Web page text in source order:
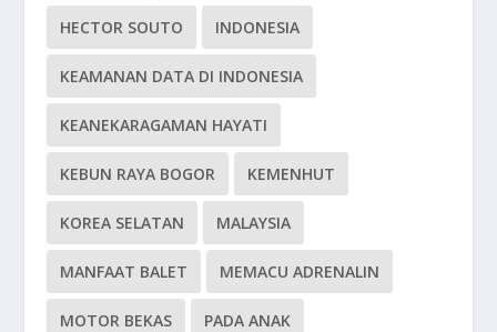
HECTOR SOUTO INDONESIA
KEAMANAN DATA DI INDONESIA
KEANEKARAGAMAN HAYATI
KEBUN RAYA BOGOR KEMENHUT
KOREA SELATAN MALAYSIA
MANFAAT BALET MEMACU ADRENALIN
MOTOR BEKAS PADA ANAK